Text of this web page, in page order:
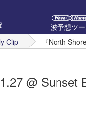
波予想ツ
Clip 『North
@ Sunset